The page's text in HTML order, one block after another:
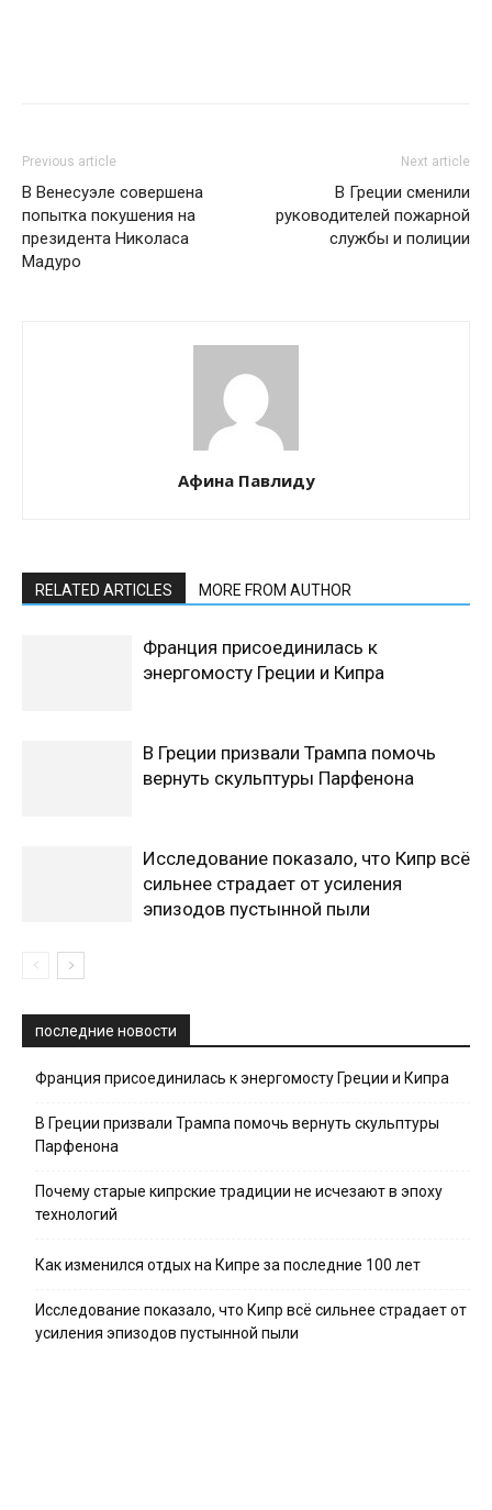
Previous article
В Венесуэле совершена
попытка покушения на
президента Николаса
Мадуро
Next article
В Греции сменили
руководителей пожарной
службы и полиции
Афина Павлиду
RELATED ARTICLES MORE FROM AUTHOR
Франция присоединилась к
энергомосту Греции и Кипра
В Греции призвали Трампа помочь
вернуть скульптуры Парфенона
Исследование показало, что Кипр всё
сильнее страдает от усиления
эпизодов пустынной пыли
последние новости
Франция присоединилась к энергомосту Греции и Кипра
В Греции призвали Трампа помочь вернуть скульптуры
Парфенона
Почему старые кипрские традиции не исчезают в эпоху
технологий
Как изменился отдых на Кипре за последние 100 лет
Исследование показало, что Кипр всё сильнее страдает от
усиления эпизодов пустынной пыли